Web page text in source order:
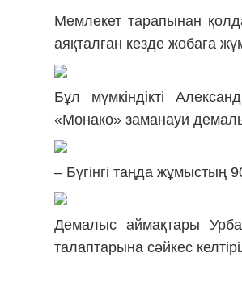
Мемлекет тарапынан
аяқталған кезде жобаға
Бұл мүмкіндікті
«Монако» заманауи
– Бүгінгі таңда жұмыстың
Демалыс аймақтары
талаптарына сәйкес